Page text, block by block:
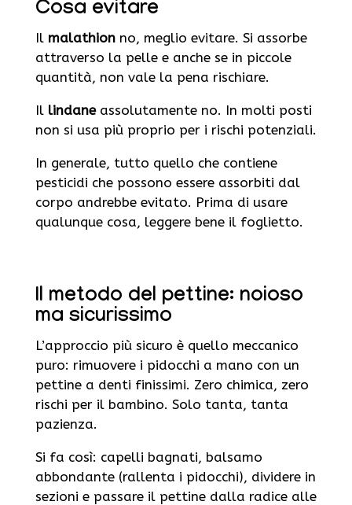
Cosa evitare
Il malathionno, meglio evitare. Si assorbe
attraverso la pelle e anche se in piccole
quantità, non vale la pena rischiare.
Il lindaneassolutamente no. In molti posti
non si usa più proprio per i rischi potenziali.
In generale, tutto quello che contiene
pesticidi che possono essere assorbiti dal
corpo andrebbe evitato. Prima di usare
qualunque cosa, leggere bene il foglietto.
Il metodo del pettine: noioso
ma sicurissimo
L’approccio più sicuro è quello meccanico
puro: rimuovere i pidocchi a mano con un
pettine a denti finissimi. Zero chimica, zero
rischi per il bambino. Solo tanta, tanta
pazienza.
Si fa così: capelli bagnati, balsamo
abbondante (rallenta i pidocchi), dividere in
sezioni e passare il pettine dalla radice alle